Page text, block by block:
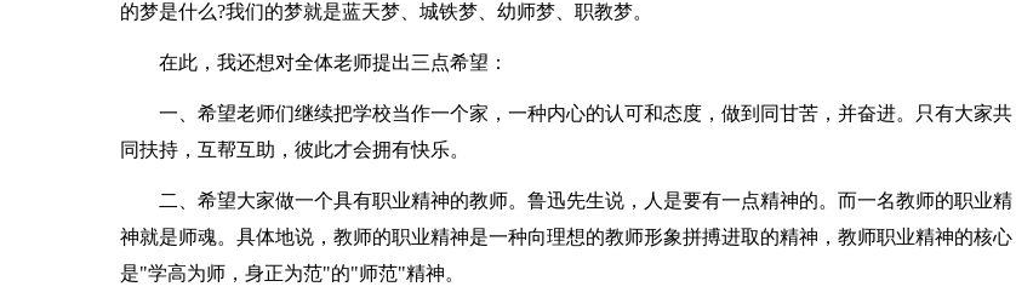
的梦是什么?我们的梦就是蓝天梦、城铁梦、幼师梦、职教梦。
在此，我还想对全体老师提出三点希望：
一、希望老师们继续把学校当作一个家，一种内心的认可和态度，做到同甘苦，并奋进。只有大家共
同扶持，互帮互助，彼此才会拥有快乐。
二、希望大家做一个具有职业精神的教师。鲁迅先生说，人是要有一点精神的。而一名教师的职业精
神就是师魂。具体地说，教师的职业精神是一种向理想的教师形象拼搏进取的精神，教师职业精神的核心
是"学高为师，身正为范"的"师范"精神。